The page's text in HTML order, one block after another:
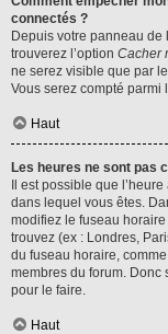
connectés ?
Depuis votre panneau de
trouverez l’option Cacher
ne serez visible que par
Vous serez compté parmi
Haut
Les heures ne sont pas
Il est possible que
dans lequel vous êtes.
modifiez le fuseau
trouvez (ex : Londres,
du fuseau horaire,
membres du forum. Donc
pour le faire.
Haut